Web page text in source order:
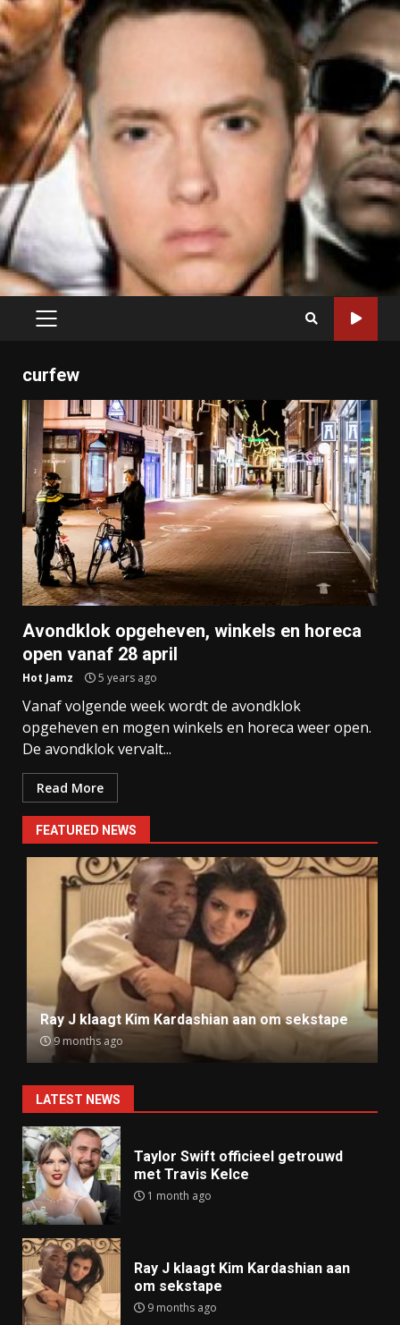
PRIMARY
curfew
Avondklok opgeheven, winkels en horeca
open vanaf 28 april
Hot Jamz 5 years ago
Vanaf volgende week wordt de avondklok
opgeheven en mogen winkels en horeca weer open.
De avondklok vervalt...
Read More
FEATURED NEWS
Ray J klaagt Kim Kardashian aan om sekstape
9 months ago
LATEST NEWS
Taylor Swift officieel getrouwd
met Travis Kelce
1 month ago
Ray J klaagt Kim Kardashian aan
om sekstape
9 months ago